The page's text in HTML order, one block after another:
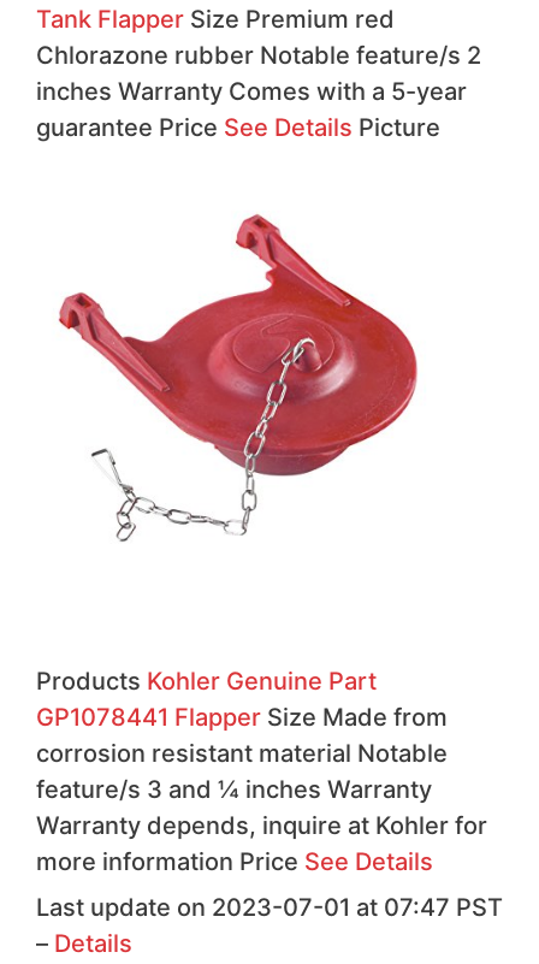
Tank Flapper Size Premium red
Chlorazone rubber Notable feature/s 2
inches Warranty Comes with a 5-year
guarantee Price See Details Picture
Products Kohler Genuine Part
GP1078441 Flapper Size Made from
corrosion resistant material Notable
feature/s 3 and ¼ inches Warranty
Warranty depends, inquire at Kohler for
more information Price See Details
Last update on 2023-07-01 at 07:47 PST
– Details